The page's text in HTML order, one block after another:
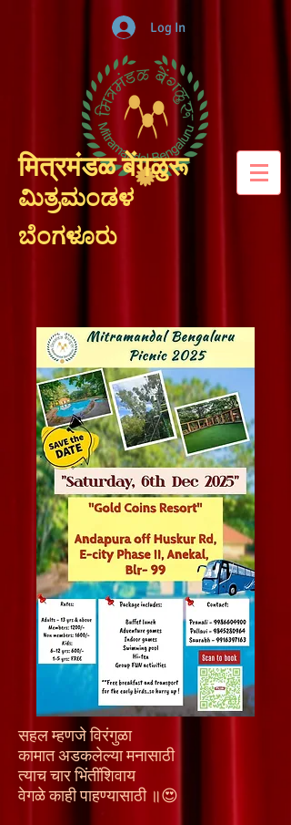
Log In
मित्रमंडळ बेंगळुरू
ಮಿತ್ರಮಂಡಳ
ಬೆಂಗಳೂರು
सहल म्हणजे विरंगुळा
कामात अडकलेल्या मनासाठी
त्याच चार भिंतींशिवाय
वेगळे काही पाहण्यासाठी ॥😍